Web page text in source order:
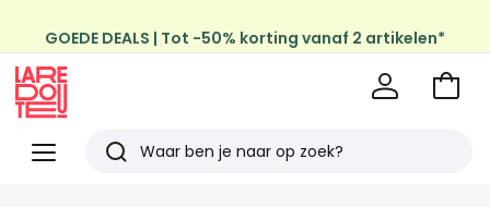
GOEDE DEALS | Tot -50% korting vanaf 2 artikelen*
Profiteer van gratis thuis levering
Menu
Redoute
Zoeken
Naar